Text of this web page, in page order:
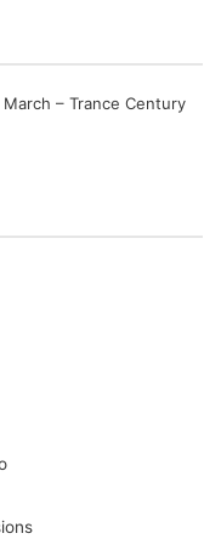
– Trance Century